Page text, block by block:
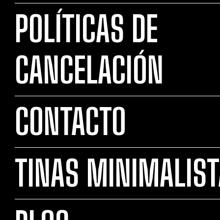
POLÍTICAS DE
CANCELACIÓN
CONTACTO
TINAS